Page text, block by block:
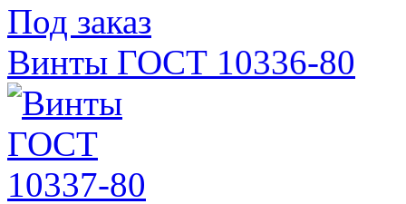
Под заказ
Винты ГОСТ 10336-80